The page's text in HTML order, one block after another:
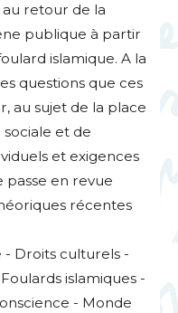
au retour de la
publique à partir
islamique. A la
questions que ces
au sujet de la place
et de
et exigences
passe en revue
récentes
- Droits culturels -
islamiques -
- Monde